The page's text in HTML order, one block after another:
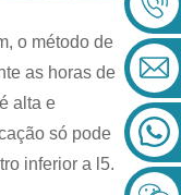
o método de
as horas de
alta e
só pode
inferior a l5.